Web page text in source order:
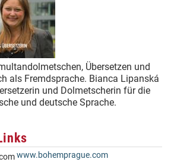
Übersetzen und
als Fremdsprache. Bianca Lipanská
und Dolmetscherin für die
und deutsche Sprache.
www.bohemprague.com